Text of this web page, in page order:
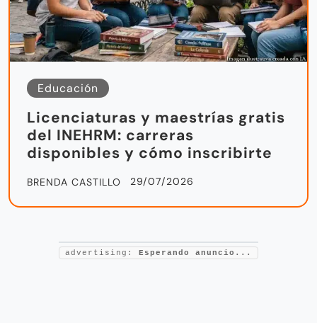
Educación
Licenciaturas y maestrías gratis
del INEHRM: carreras
disponibles y cómo inscribirte
BRENDA CASTILLO 29/07/2026
advertising: Esperando anuncio...